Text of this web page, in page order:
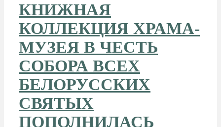
КНИЖНАЯ
КОЛЛЕКЦИЯ ХРАМА-
МУЗЕЯ В ЧЕСТЬ
СОБОРА ВСЕХ
БЕЛОРУССКИХ
СВЯТЫХ
ПОПОЛНИЛАСЬ